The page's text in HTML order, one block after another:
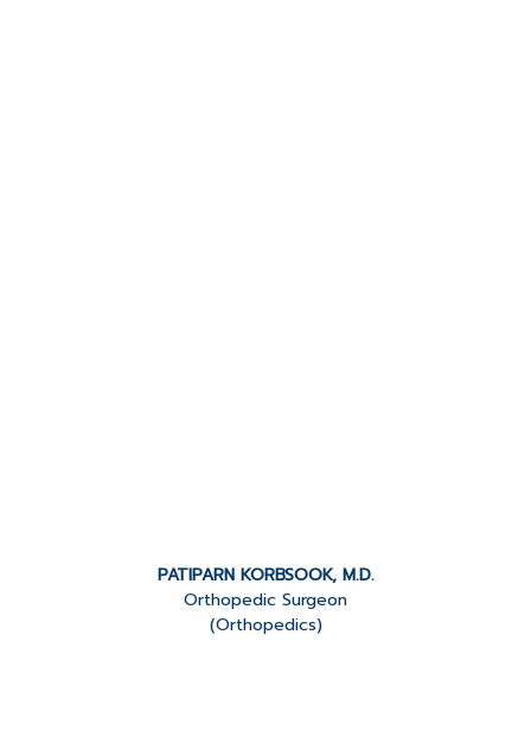
PATIPARN KORBSOOK, M.D.
Orthopedic Surgeon
(Orthopedics)